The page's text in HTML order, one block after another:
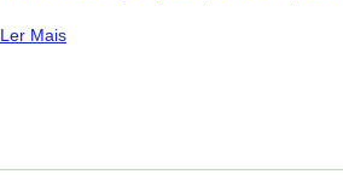
mais-valia, mas a duração curta deixa a
Ler MaisLer Mais Sobre Esta Avaliação